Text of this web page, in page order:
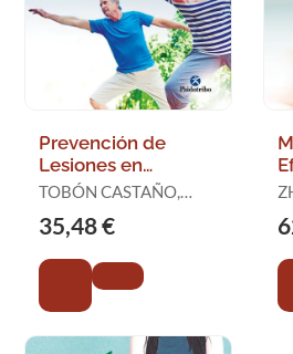
Prevención de
Lesiones en
Personas Mayores
TOBÓN CASTAÑO,
35,48 €